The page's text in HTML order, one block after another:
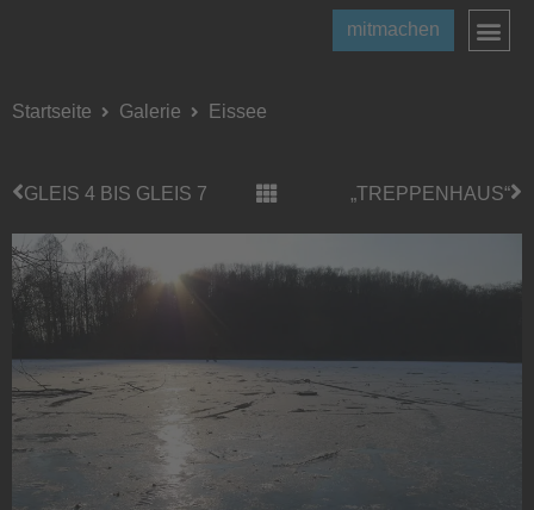
mitmachen
Startseite Galerie Eissee
GLEIS 4 BIS GLEIS 7 „TREPPENHAUS“